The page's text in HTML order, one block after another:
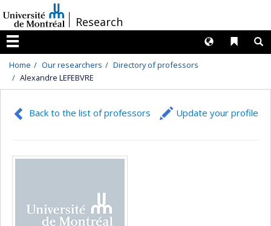
au
contenu
/Research
Menu
Liens
Langues
Home Our researchers
Directory of professors
Alexandre LEFEBVRE
Back to the list of professors Update your profile